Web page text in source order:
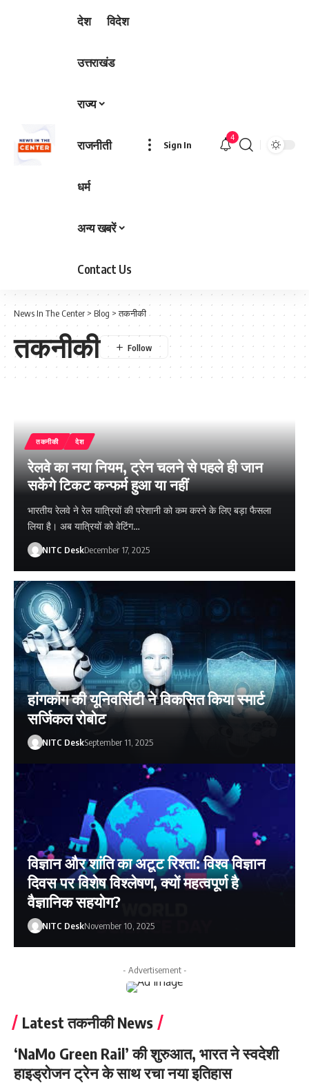
देश विदेश
उत्तराखंड
राज्य
राजनीती
धर्म
अन्य खबरें
Contact Us
Sign In
4
News In The Center> Blog >तकनीकी
तकनीकी
तकनीकी देश
रेलवे का नया नियम, ट्रेन चलने से पहले ही जान
सकेंगे टिकट कन्फर्म हुआ या नहीं
भारतीय रेलवे ने रेल यात्रियों की परेशानी को कम करने के लिए बड़ा फैसला
लिया है। अब यात्रियों को वेटिंग…
NITC DeskDecember 17, 2025
हांगकांग की यूनिवर्सिटी ने विकसित किया स्मार्ट
सर्जिकल रोबोट
NITC DeskSeptember 11, 2025
विज्ञान और शांति का अटूट रिश्ता: विश्व विज्ञान
दिवस पर विशेष विश्लेषण, क्यों महत्वपूर्ण है
वैज्ञानिक सहयोग?
NITC DeskNovember 10, 2025
- Advertisement -
Latest तकनीकी News
‘NaMo Green Rail’ की शुरुआत, भारत ने स्वदेशी
हाइड्रोजन ट्रेन के साथ रचा नया इतिहास